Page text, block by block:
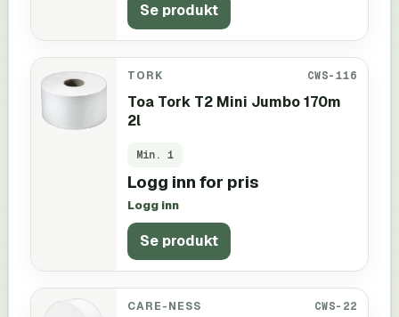
Se produkt
TORK CWS-116
Toa Tork T2 Mini Jumbo 170m
2l
Min. 1
Logg inn for pris
Logg inn
Se produkt
CARE-NESS CWS-22